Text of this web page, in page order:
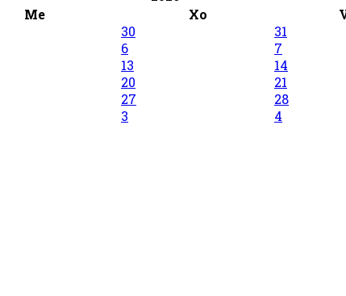
Me Xo
30
31
6
7
13
14
20
21
27
28
3 4